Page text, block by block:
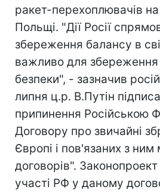
ракет-перехоплювачів на
Польщі. "Дії Росії
збереження балансу в
важливо для збереження
безпеки", - зазначив
липня ц.р. В.Путін
припинення Російською
Договору про звичайні
Європі і пов'язаних з
договорів".
участі РФ у даному